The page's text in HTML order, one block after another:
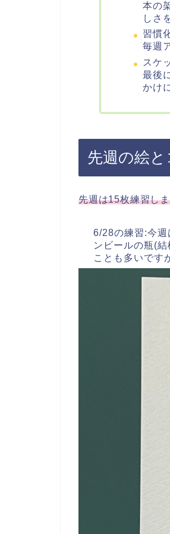
本の
しさ
習慣
毎週
スケ
最後
かけ
先週の絵と
先週は15枚練習し
6/28の練習:今週
ンビールの瓶(
ことも多いです